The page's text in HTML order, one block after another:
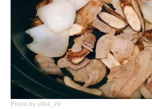
Photo by uli04_29